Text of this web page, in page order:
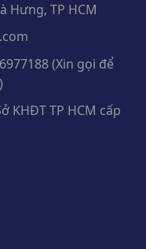
Hưng, TP HCM
(Xin gọi để
KHĐT TP HCM cấp